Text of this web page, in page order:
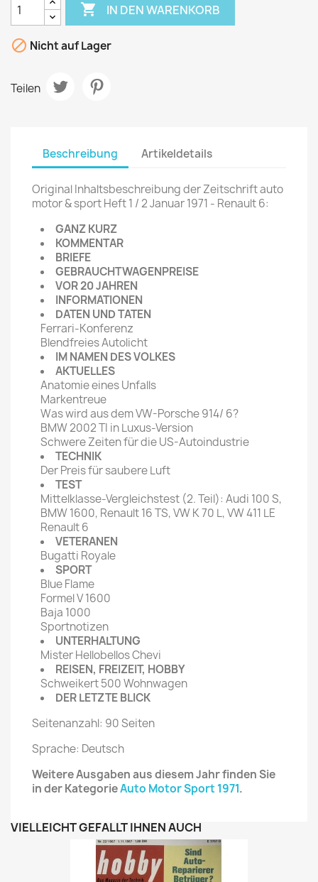
 IN DEN WARENKORB
 Nicht auf Lager
Teilen
Beschreibung Artikeldetails
Original Inhaltsbeschreibung der Zeitschrift auto
motor & sport Heft 1 / 2 Januar 1971 - Renault 6:
GANZ KURZ
KOMMENTAR
BRIEFE
GEBRAUCHTWAGENPREISE
VOR 20 JAHREN
INFORMATIONEN
DATEN UND TATEN
Ferrari-Konferenz
Blendfreies Autolicht
IM NAMEN DES VOLKES
AKTUELLES
Anatomie eines Unfalls
Markentreue
Was wird aus dem VW-Porsche 914/ 6?
BMW 2002 TI in Luxus-Version
Schwere Zeiten für die US-Autoindustrie
TECHNIK
Der Preis für saubere Luft
TEST
Mittelklasse-Vergleichstest (2. Teil): Audi 100 S,
BMW 1600, Renault 16 TS, VW K 70 L, VW 411 LE
Renault 6
VETERANEN
Bugatti Royale
SPORT
Blue Flame
Formel V 1600
Baja 1000
Sportnotizen
UNTERHALTUNG
Mister Hellobellos Chevi
REISEN, FREIZEIT, HOBBY
Schweikert 500 Wohnwagen
DER LETZTE BLICK
Seitenanzahl: 90 Seiten
Sprache: Deutsch
Weitere Ausgaben aus diesem Jahr finden Sie
in der KategorieAuto Motor Sport 1971.
VIELLEICHT GEFÄLLT IHNEN AUCH